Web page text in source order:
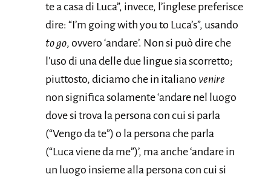
te a casa di Luca”, invece, l’inglese preferisce
dire: “I’m going with you to Luca’s”, usando
to go, ovvero ‘andare’. Non si può dire che
l’uso di una delle due lingue sia scorretto;
piuttosto, diciamo che in italiano venire
non significa solamente ‘andare nel luogo
dove si trova la persona con cui si parla
(“Vengo da te”) o la persona che parla
(“Luca viene da me”)’, ma anche ‘andare in
un luogo insieme alla persona con cui si